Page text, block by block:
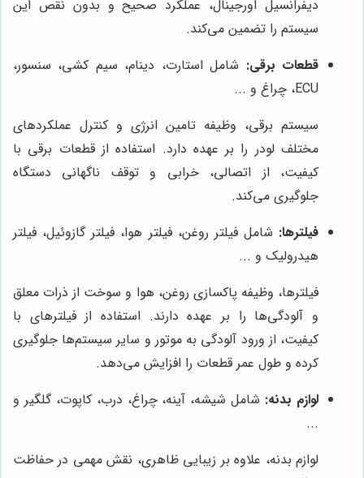
دیفرانسیل اورجینال، عملکرد صحیح و بدون نقص این
سیستم را تضمین می‌کند.
قطعات برقی: شامل استارت، دینام، سیم کشی، سنسور،
ECU، چراغ و ...
سیستم برقی، وظیفه تامین انرژی و کنترل عملکردهای
مختلف لودر را بر عهده دارد. استفاده از قطعات برقی با
کیفیت، از اتصالی، خرابی و توقف ناگهانی دستگاه
جلوگیری می‌کند.
فیلترها: شامل فیلتر روغن، فیلتر هوا، فیلتر گازوئیل، فیلتر
هیدرولیک و ...
فیلترها، وظیفه پاکسازی روغن، هوا و سوخت از ذرات معلق
و آلودگی‌ها را بر عهده دارند. استفاده از فیلترهای با
کیفیت، از ورود آلودگی به موتور و سایر سیستم‌ها جلوگیری
کرده و طول عمر قطعات را افزایش می‌دهد.
لوازم بدنه: شامل شیشه، آینه، چراغ، درب، کاپوت، گلگیر و
...
لوازم بدنه، علاوه بر زیبایی ظاهری، نقش مهمی در حفاظت